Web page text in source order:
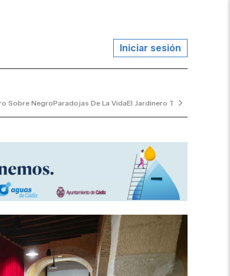
Iniciar sesión
Sobre NegroParadojas De La VidaEl Jardinero Tranquilo